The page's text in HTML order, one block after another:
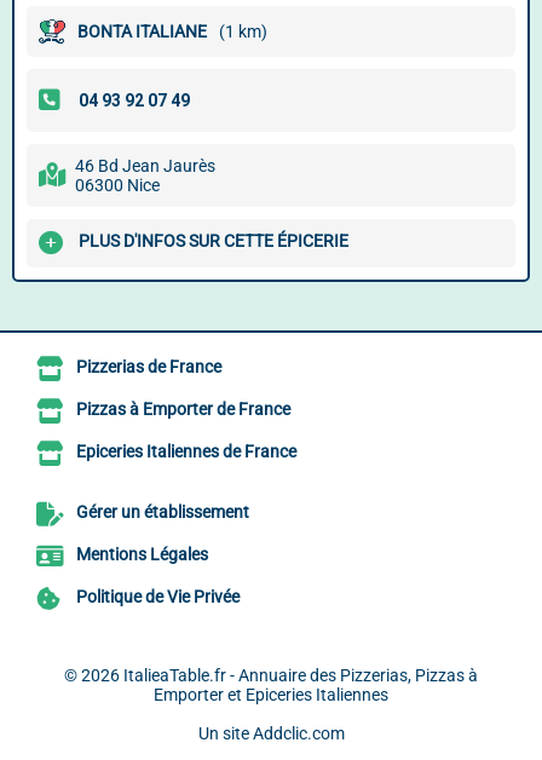
BONTA ITALIANE (1 km)
46 Bd Jean Jaurès
06300 Nice
PLUS D'INFOS SUR CETTE ÉPICERIE
Pizzerias de France
Pizzas à Emporter de France
Epiceries Italiennes de France
Gérer un établissement
Mentions Légales
Politique de Vie Privée
© 2026 ItalieaTable.fr - Annuaire des Pizzerias, Pizzas à
Emporter et Epiceries Italiennes
Un site Addclic.com